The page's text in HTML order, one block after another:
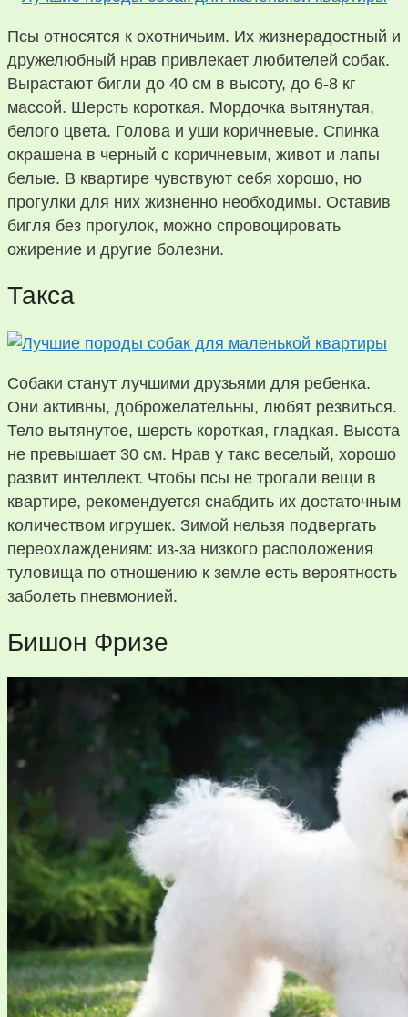
Псы относятся к охотничьим. Их жизнерадостный и
дружелюбный нрав привлекает любителей собак.
Вырастают бигли до 40 см в высоту, до 6-8 кг
массой. Шерсть короткая. Мордочка вытянутая,
белого цвета. Голова и уши коричневые. Спинка
окрашена в черный с коричневым, живот и лапы
белые. В квартире чувствуют себя хорошо, но
прогулки для них жизненно необходимы. Оставив
бигля без прогулок, можно спровоцировать
ожирение и другие болезни.
Такса
Собаки станут лучшими друзьями для ребенка.
Они активны, доброжелательны, любят резвиться.
Тело вытянутое, шерсть короткая, гладкая. Высота
не превышает 30 см. Нрав у такс веселый, хорошо
развит интеллект. Чтобы псы не трогали вещи в
квартире, рекомендуется снабдить их достаточным
количеством игрушек. Зимой нельзя подвергать
переохлаждениям: из-за низкого расположения
туловища по отношению к земле есть вероятность
заболеть пневмонией.
Бишон Фризе